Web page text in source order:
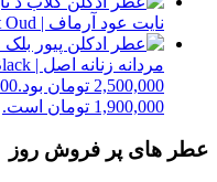
نایت عود آرماف | Club de Nuit Oud
مردانه زنانه اصل | Pure Black
2,500,000 تومان بود.
1,900,000 تومان است.
عطر های پر فروش روز